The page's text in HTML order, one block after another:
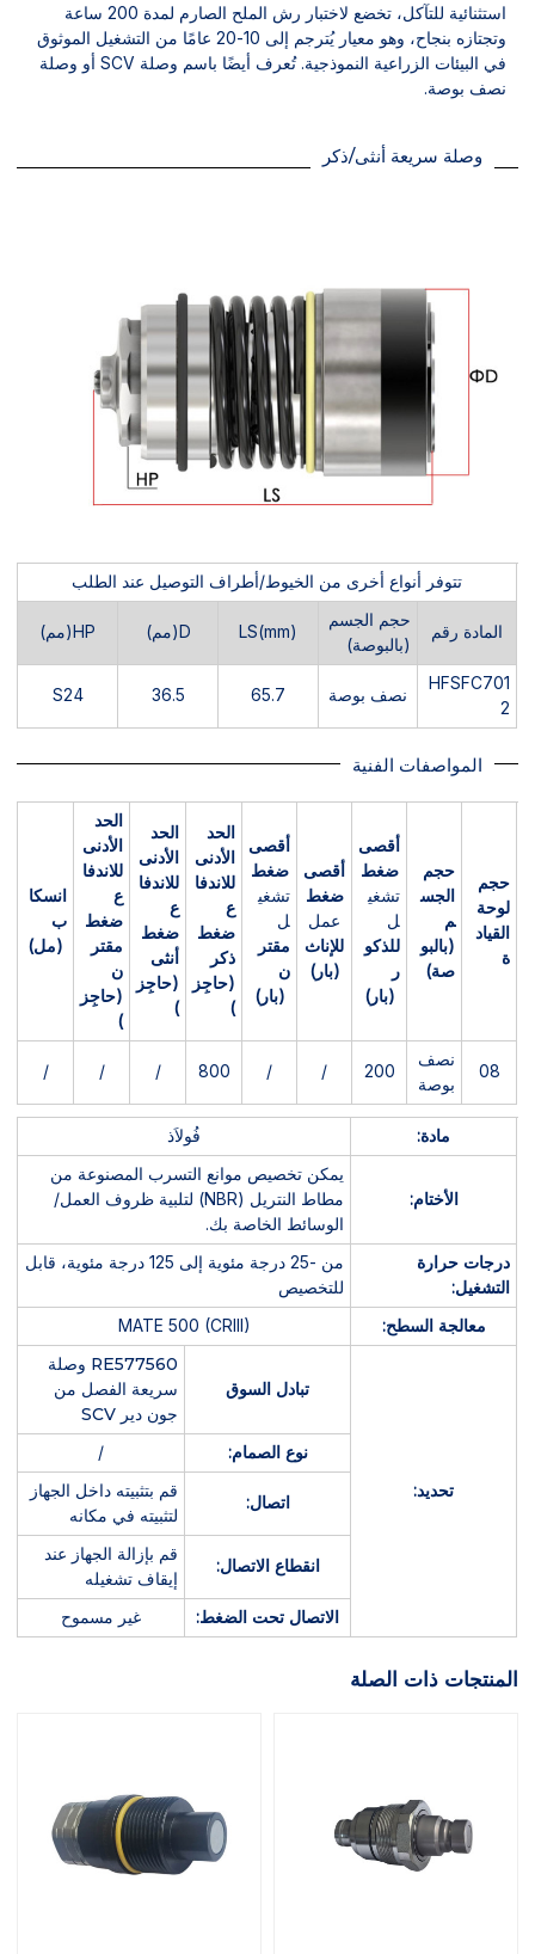
استثنائية للتآكل، تخضع لاختبار رش الملح الصارم لمدة 200 ساعة
وتجتازه بنجاح، وهو معيار يُترجم إلى 10-20 عامًا من التشغيل الموثوق
في البيئات الزراعية النموذجية. تُعرف أيضًا باسم وصلة SCV أو وصلة
نصف بوصة.
وصلة سريعة أنثى/ذكر
تتوفر أنواع أخرى من الخيوط/أطراف التوصيل عند الطلب
المادة رقم
حجم الجسم
(بالبوصة)
LS(mm) D(مم) HP(مم)
HFSFC701
2
نصف بوصة 65.7
36.5
S24
المواصفات الفنية
حجم
لوحة
القياد
ة
حجم
الجس
م
(بالبو
صة)
أقصى
ضغط
تشغي
ل
للذكو
ر
(بار)
أقصى
ضغط
عمل
للإناث
(بار)
أقصى
ضغط
تشغي
ل
مقتر
ن
(بار)
الحد
الأدنى
للاندفا
ع
ضغط
ذكر
(حاجِز
)
الحد
الأدنى
للاندفا
ع
ضغط
أنثى
(حاجِز
)
الحد
الأدنى
للاندفا
ع
ضغط
مقتر
ن
(حاجِز
)
انسكا
ب
(مل)
08
نصف
بوصة
200
/
/
800
/
/
/
مادة: فُولاَذ
الأختام:
يمكن تخصيص موانع التسرب المصنوعة من
مطاط النتريل (NBR) لتلبية ظروف العمل/
الوسائط الخاصة بك.
درجات حرارة
التشغيل:
من -25 درجة مئوية إلى 125 درجة مئوية، قابل
للتخصيص
معالجة السطح:
MATE 500 (CRIII)
تحديد:
تبادل السوق
RE577560 وصلة
سريعة الفصل من
جون دير SCV
نوع الصمام:
/
اتصال:
قم بتثبيته داخل الجهاز
لتثبيته في مكانه
انقطاع الاتصال:
قم بإزالة الجهاز عند
إيقاف تشغيله
الاتصال تحت الضغط:
غير مسموح
المنتجات ذات الصلة